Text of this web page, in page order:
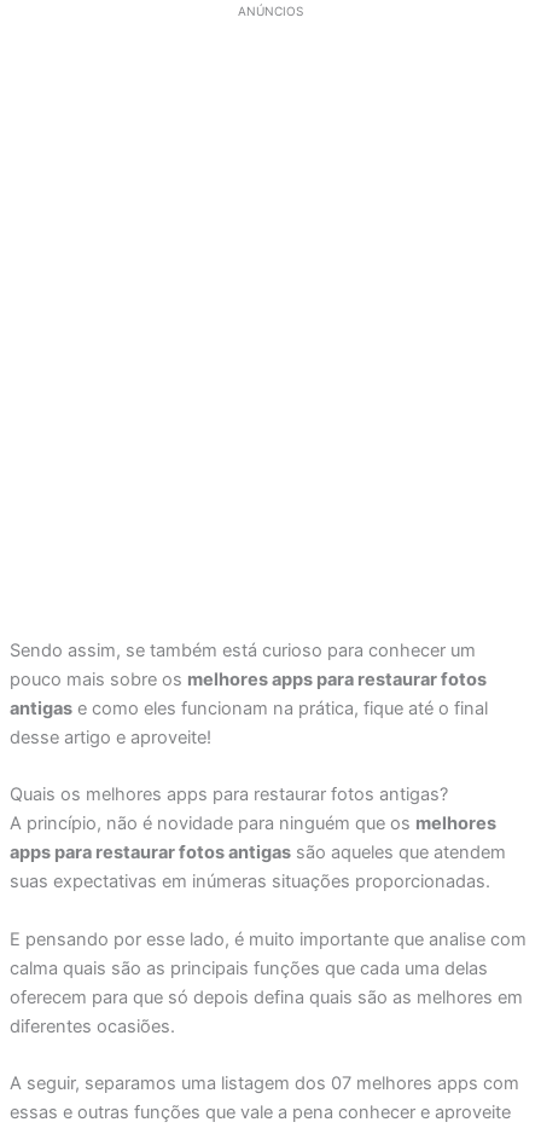
ANÚNCIOS
Sendo assim, se também está curioso para conhecer um
pouco mais sobre os melhores apps para restaurar fotos
antigase como eles funcionam na prática, fique até o final
desse artigo e aproveite!
Quais os melhores apps para restaurar fotos antigas?
A princípio, não é novidade para ninguém que os melhores
apps para restaurar fotos antigassão aqueles que atendem
suas expectativas em inúmeras situações proporcionadas.
E pensando por esse lado, é muito importante que analise com
calma quais são as principais funções que cada uma delas
oferecem para que só depois defina quais são as melhores em
diferentes ocasiões.
A seguir, separamos uma listagem dos 07 melhores apps com
essas e outras funções que vale a pena conhecer e aproveite